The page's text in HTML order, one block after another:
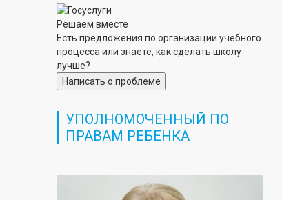
Решаем вместе
Есть предложения по организации учебного
процесса или знаете, как сделать школу
лучше?
Написать о проблеме
УПОЛНОМОЧЕННЫЙ ПО
ПРАВАМ РЕБЕНКА